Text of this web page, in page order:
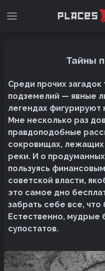
Тайны
Среди прочих
подземелий — явные
легендах фигурируют
Мне несколько раз
правдоподобные
сокровищах,
реки. И о
пользуясь
советской власти,
это самое дно
забрать себе все,
Естественно, мудрые
супостатов.